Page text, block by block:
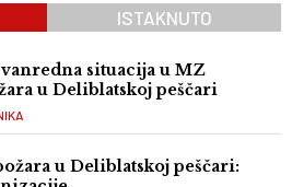
ISTAKNUTO
situacija u MZ
u Deliblatskoj peščari
u Deliblatskoj peščari: